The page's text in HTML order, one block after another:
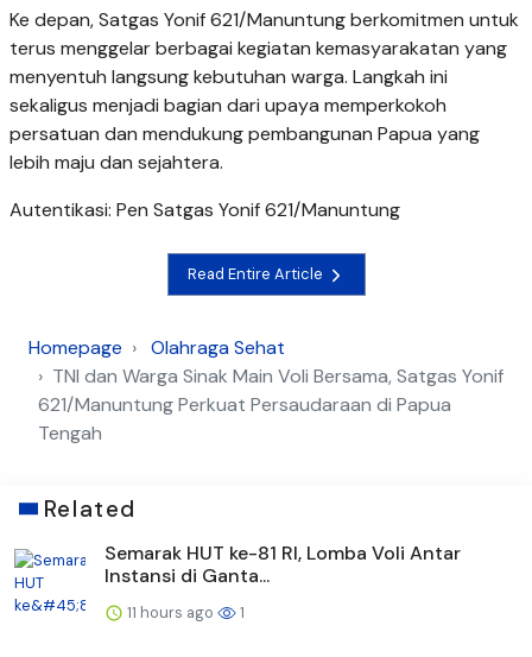
Ke depan, Satgas Yonif 621/Manuntung berkomitmen untuk
terus menggelar berbagai kegiatan kemasyarakatan yang
menyentuh langsung kebutuhan warga. Langkah ini
sekaligus menjadi bagian dari upaya memperkokoh
persatuan dan mendukung pembangunan Papua yang
lebih maju dan sejahtera.
Autentikasi: Pen Satgas Yonif 621/Manuntung
Read Entire Article
Homepage
Olahraga Sehat
TNI dan Warga Sinak Main Voli Bersama, Satgas Yonif
621/Manuntung Perkuat Persaudaraan di Papua
Tengah
Related
Semarak HUT ke-81 RI, Lomba Voli Antar
Instansi di Ganta...
11 hours ago 1